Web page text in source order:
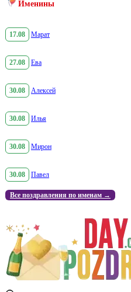
Именины
17.08 Марат
27.08 Ева
30.08 Алексей
30.08 Илья
30.08 Мирон
30.08 Павел
Все поздравления по именам →